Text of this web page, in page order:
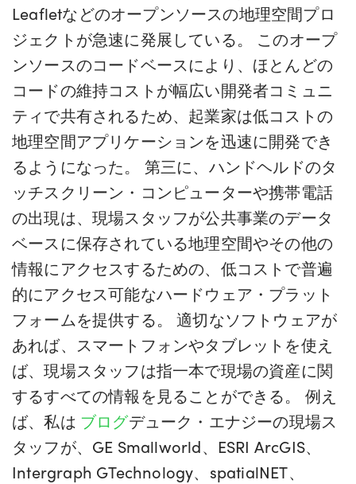
Leafletなどのオープンソースの地理空間プロ
ジェクトが急速に発展している。 このオープ
ンソースのコードベースにより、ほとんどの
コードの維持コストが幅広い開発者コミュニ
ティで共有されるため、起業家は低コストの
地理空間アプリケーションを迅速に開発でき
るようになった。 第三に、ハンドヘルドのタ
ッチスクリーン・コンピューターや携帯電話
の出現は、現場スタッフが公共事業のデータ
ベースに保存されている地理空間やその他の
情報にアクセスするための、低コストで普遍
的にアクセス可能なハードウェア・プラット
フォームを提供する。 適切なソフトウェアが
あれば、スマートフォンやタブレットを使え
ば、現場スタッフは指一本で現場の資産に関
するすべての情報を見ることができる。 例え
ば、私は ブログデューク・エナジーの現場ス
タッフが、GE Smallworld、ESRI ArcGIS、
Intergraph GTechnology、spatialNET、